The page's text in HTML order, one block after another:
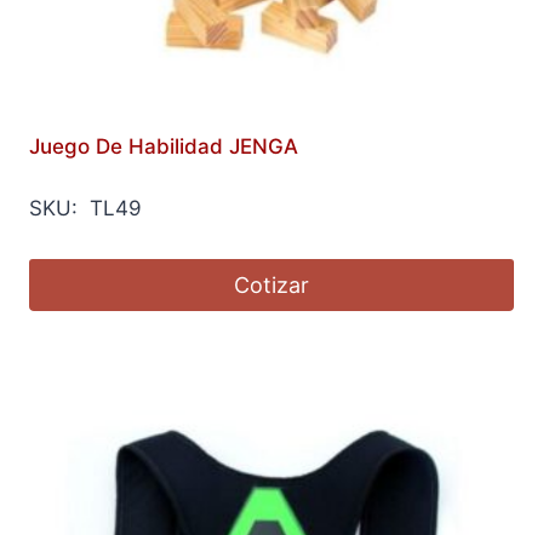
Juego De Habilidad JENGA
SKU: TL49
Cotizar